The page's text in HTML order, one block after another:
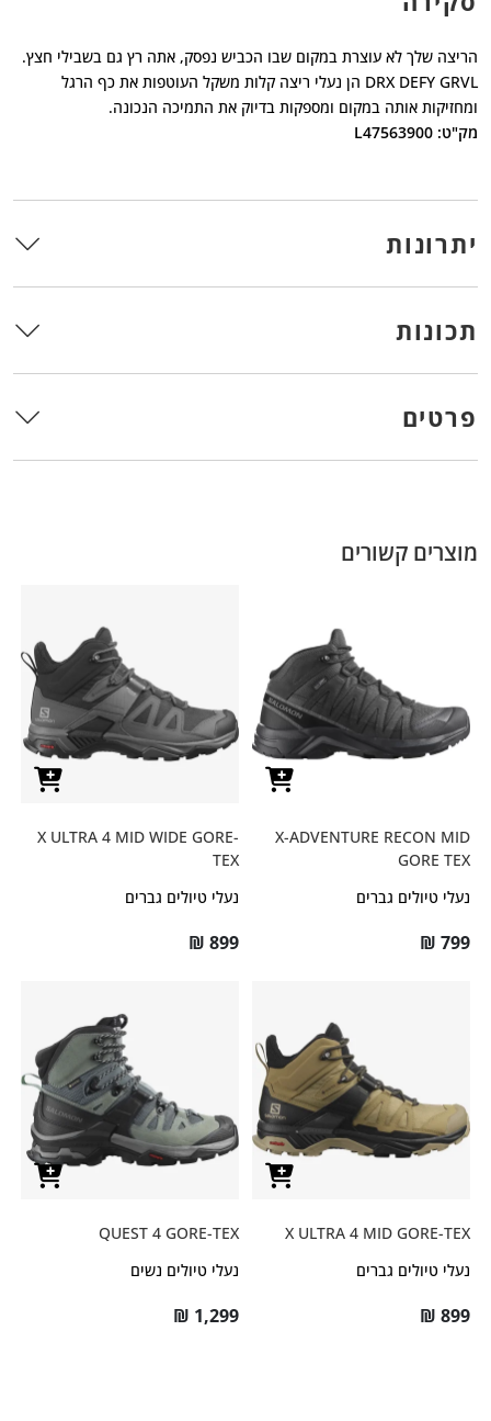
הריצה שלך לא עוצרת במקום שבו הכביש נפסק, אתה רץ גם בשבילי חצץ.
DRX DEFY GRVL הן נעלי ריצה קלות משקל העוטפות את כף הרגל
ומחזיקות אותה במקום ומספקות בדיוק את התמיכה הנכונה.
מק"ט: L47563900
יתרונות
תכונות
פרטים
מוצרים קשורים
X-ADVENTURE RECON MID
GORE TEX
נעלי טיולים גברים
₪ 799
X ULTRA 4 MID WIDE GORE-
TEX
נעלי טיולים גברים
₪ 899
X ULTRA 4 MID GORE-TEX
נעלי טיולים גברים
₪ 899
QUEST 4 GORE-TEX
נעלי טיולים נשים
₪ 1,299